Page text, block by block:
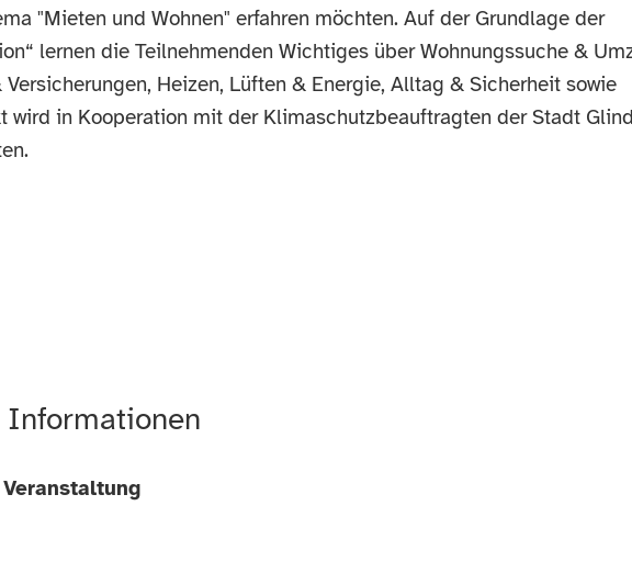
"Mieten und Wohnen" erfahren möchten. Auf der Grundlage der
lernen die Teilnehmenden Wichtiges über Wohnungssuche &
Heizen, Lüften & Energie, Alltag & Sicherheit sowie
wird in Kooperation mit der Klimaschutzbeauftragten der Stadt